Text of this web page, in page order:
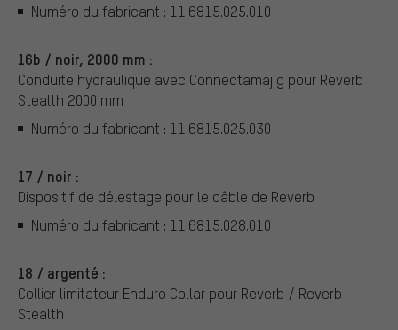
Numéro du fabricant : 11.6815.025.010
16b / noir, 2000 mm :
Conduite hydraulique avec Connectamajig pour Reverb
Stealth 2000 mm
Numéro du fabricant : 11.6815.025.030
17 / noir :
Dispositif de délestage pour le câble de Reverb
Numéro du fabricant : 11.6815.028.010
18 / argenté :
Collier limitateur Enduro Collar pour Reverb / Reverb
Stealth